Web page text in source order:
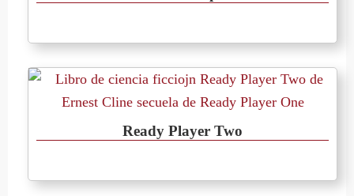
Ready Player Two